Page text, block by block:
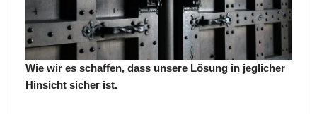
Wie wir es schaffen, dass unsere Lösung in jeglicher
Hinsicht sicher ist.